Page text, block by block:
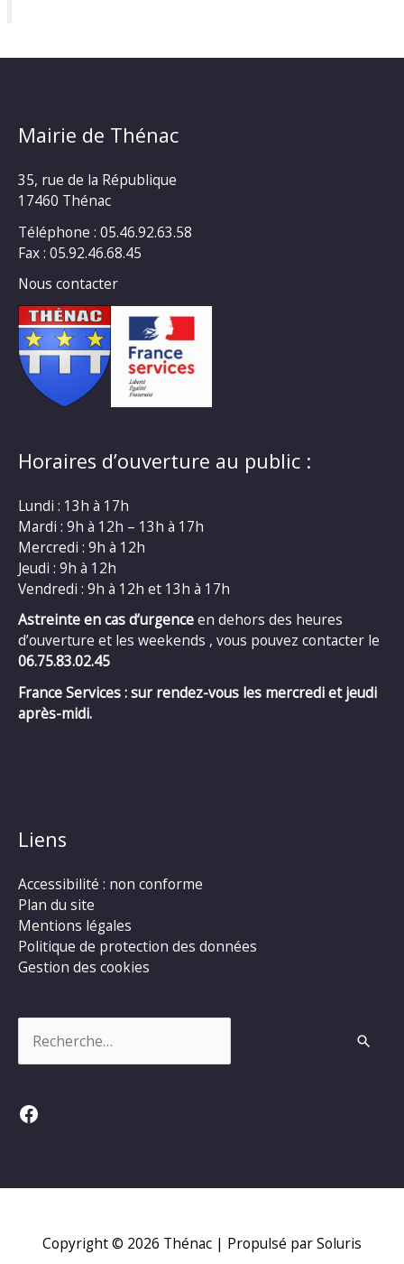
Mairie de Thénac
35, rue de la République
17460 Thénac
Téléphone : 05.46.92.63.58
Fax : 05.92.46.68.45
Nous contacter
Horaires d’ouverture au public :
Lundi : 13h à 17h
Mardi : 9h à 12h – 13h à 17h
Mercredi : 9h à 12h
Jeudi : 9h à 12h
Vendredi : 9h à 12h et 13h à 17h
Astreinte en cas d’urgenceen dehors des heures
d’ouverture et les weekends , vous pouvez contacter le
06.75.83.02.45
France Services : sur rendez-vous les mercredi et jeudi
après-midi.
Liens
Accessibilité : non conforme
Plan du site
Mentions légales
Politique de protection des données
Gestion des cookies
Facebook
Copyright © 2026 Thénac | Propulsé par Soluris